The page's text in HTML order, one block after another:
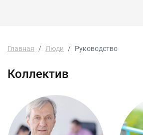
Главная Люди Руководство
Коллектив